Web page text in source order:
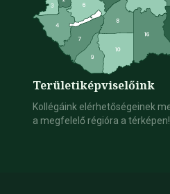
Területiképviselőink
Kollégáink elérhetőségeinek
a megfelelő régióra a térképen!